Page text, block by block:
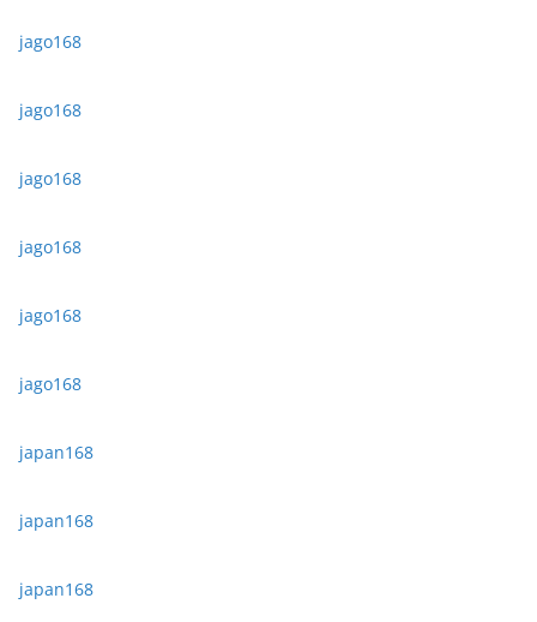
jago168
jago168
jago168
jago168
jago168
jago168
japan168
japan168
japan168